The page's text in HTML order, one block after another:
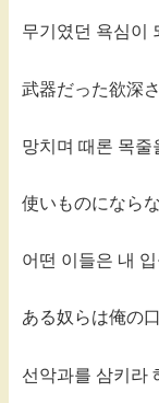
무기였던 욕심이
武器だった欲深
망치며 때론 목줄
使いものになら
어떤 이들은 내
ある奴らは俺の
선악과를 삼키라